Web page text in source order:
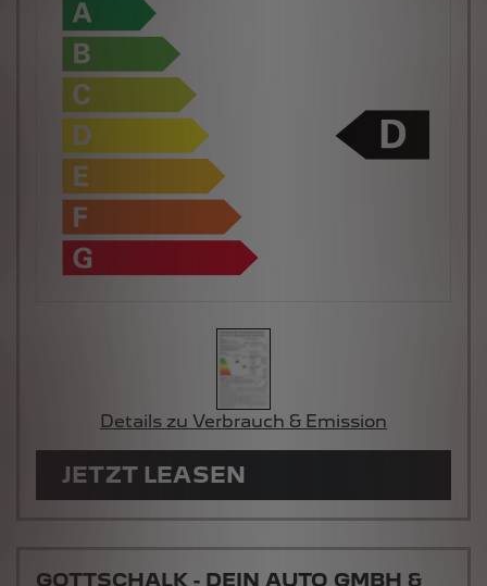
Details zu Verbrauch & Emission
JETZT LEASEN
GOTTSCHALK - DEIN AUTO GMBH &